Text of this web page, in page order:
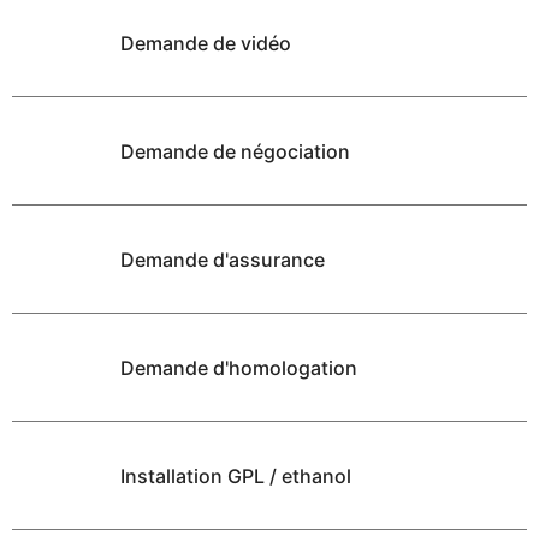
Demande de vidéo
Demande de négociation
Demande d'assurance
Demande d'homologation
Installation GPL / ethanol